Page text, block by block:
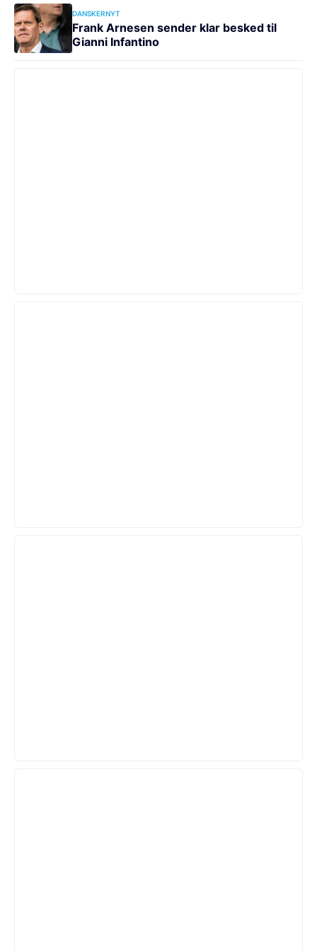
DANSKERNYT
Frank Arnesen sender klar besked til
Gianni Infantino